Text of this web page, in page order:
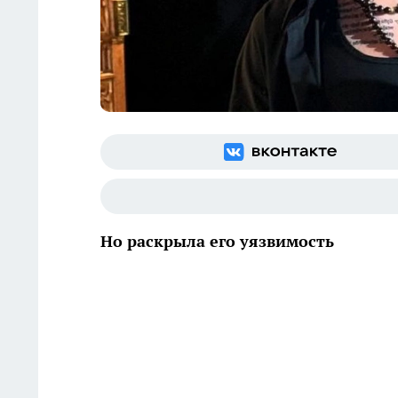
Но раскрыла его уязвимость